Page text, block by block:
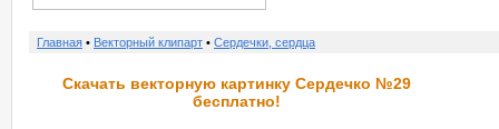
Главная • Векторный клипарт • Сердечки, сердца
Скачать векторную картинку Сердечко №29
бесплатно!